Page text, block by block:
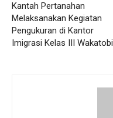
Kantah Pertanahan
Melaksanakan Kegiatan
Pengukuran di Kantor
Imigrasi Kelas III Wakatobi